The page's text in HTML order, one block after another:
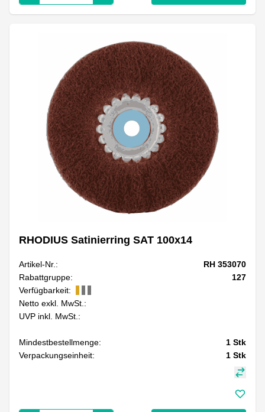
RHODIUS Satinierring SAT 100x14
Artikel-Nr.:
RH 353070
Rabattgruppe:
127
Verfügbarkeit:
Netto exkl. MwSt.:
UVP inkl. MwSt.:
Mindestbestellmenge: 1 Stk
Verpackungseinheit:
1 Stk